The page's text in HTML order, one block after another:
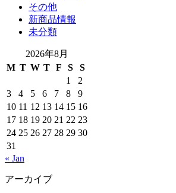
その他
新商品情報
未分類
2026年8月
M T W T F S
S
1
2
3
4 5 6 7 8
9
10 11 12 13 14 15 16
17 18 19 20 21 22 23
24 25 26 27 28 29 30
31
« Jan
アーカイブ